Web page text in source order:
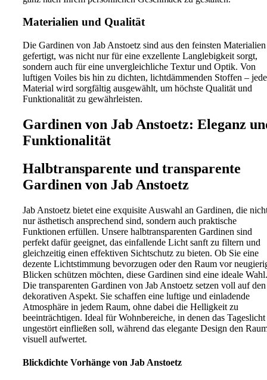
Materialien und Qualität
Die Gardinen von Jab Anstoetz sind aus den feinsten Materialien
gefertigt, was nicht nur für eine exzellente Langlebigkeit sorgt,
sondern auch für eine unvergleichliche Textur und Optik. Von
luftigen Voiles bis hin zu dichten, lichtdämmenden Stoffen –
Material wird sorgfältig ausgewählt, um höchste Qualität und
Funktionalität zu gewährleisten.
Gardinen von Jab Anstoetz: Eleganz
Funktionalität
Halbtransparente und transparente
Gardinen von Jab Anstoetz
Jab Anstoetz bietet eine exquisite Auswahl an Gardinen, die
nur ästhetisch ansprechend sind, sondern auch praktische
Funktionen erfüllen. Unsere halbtransparenten Gardinen sind
perfekt dafür geeignet, das einfallende Licht sanft zu filtern und
gleichzeitig einen effektiven Sichtschutz zu bieten. Ob Sie eine
dezente Lichtstimmung bevorzugen oder den Raum vor
Blicken schützen möchten, diese Gardinen sind eine ideale Wahl.
Die transparenten Gardinen von Jab Anstoetz setzen voll auf den
dekorativen Aspekt. Sie schaffen eine luftige und einladende
Atmosphäre in jedem Raum, ohne dabei die Helligkeit zu
beeinträchtigen. Ideal für Wohnbereiche, in denen das Tageslicht
ungestört einfließen soll, während das elegante Design den
visuell aufwertet.
Blickdichte Vorhänge von Jab Anstoetz